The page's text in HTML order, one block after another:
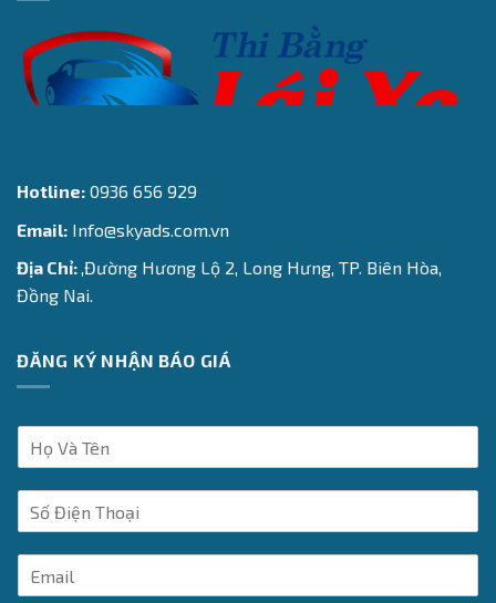
Hotline: 0936 656 929
Email: Info@skyads.com.vn
Địa Chỉ:,Đường Hương Lộ 2, Long Hưng, TP. Biên Hòa,
Đồng Nai.
ĐĂNG KÝ NHẬN BÁO GIÁ
*m